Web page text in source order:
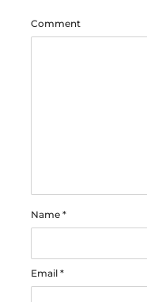
Comment
Name *
Email *